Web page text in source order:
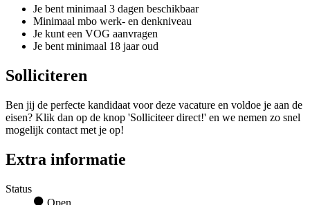
Je bent minimaal 3 dagen beschikbaar
Minimaal mbo werk- en denkniveau
Je kunt een VOG aanvragen
Je bent minimaal 18 jaar oud
Solliciteren
Ben jij de perfecte kandidaat voor deze vacature en voldoe je aan de
eisen? Klik dan op de knop 'Solliciteer direct!' en we nemen zo snel
mogelijk contact met je op!
Extra informatie
Status
Open